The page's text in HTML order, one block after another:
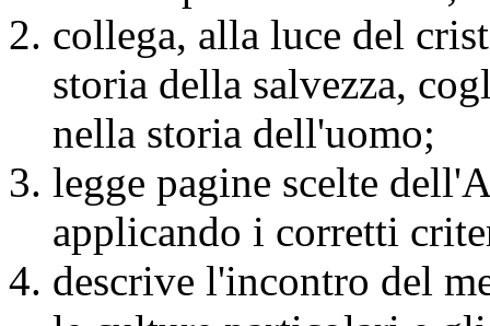
collega, alla luce del
storia della salvezza,
nella storia dell'uomo;
legge pagine scelte
applicando i corretti
descrive l'incontro del